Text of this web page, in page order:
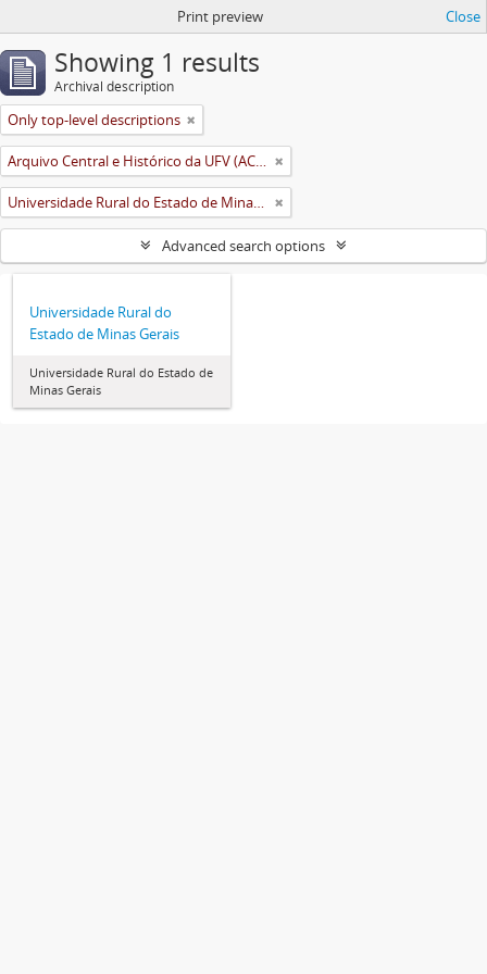
Print preview Close
Showing 1 results
Archival description
Only top-level descriptions
Arquivo Central e Histórico da UFV (ACH-UFV)
Universidade Rural do Estado de Minas Gerais (Uremg)
Advanced search options
Universidade Rural do
Estado de Minas Gerais
Universidade Rural do Estado de
Minas Gerais